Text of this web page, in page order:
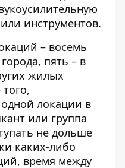
инструментов.
– восемь
пять – в
жилых
локации в
или группа
не дольше
каких-либо
время между